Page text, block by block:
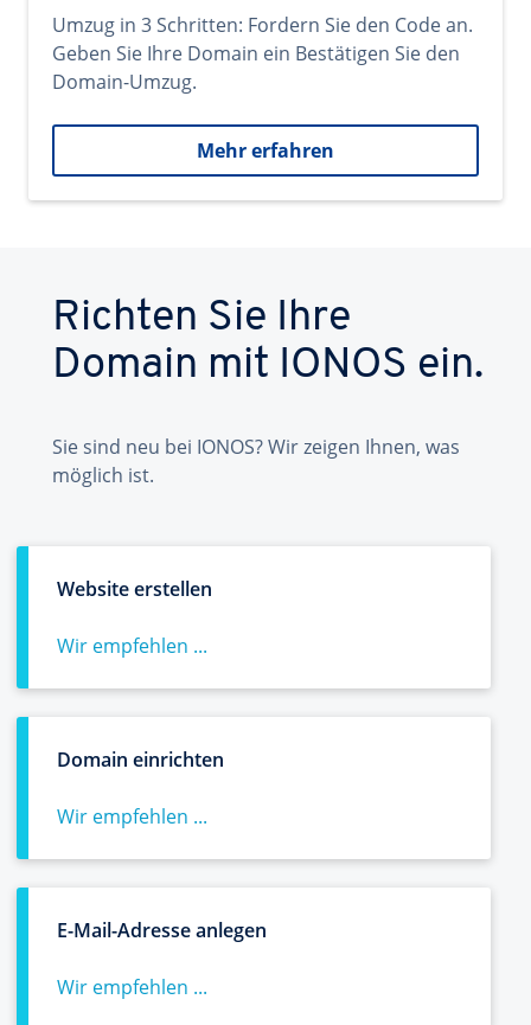
Umzug in 3 Schritten: Fordern Sie den Code an.
Geben Sie Ihre Domain ein Bestätigen Sie den
Domain-Umzug.
Mehr erfahren
Richten Sie Ihre
Domain mit IONOS ein.
Sie sind neu bei IONOS? Wir zeigen Ihnen, was
möglich ist.
Website erstellen
Wir empfehlen ...
Domain einrichten
Wir empfehlen ...
E-Mail-Adresse anlegen
Wir empfehlen ...